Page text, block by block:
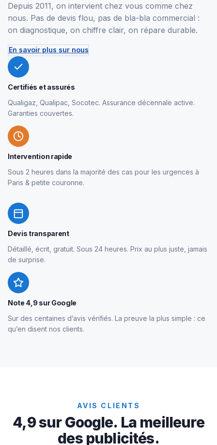
Depuis 2011, on intervient chez vous comme chez
nous. Pas de devis flou, pas de bla-bla commercial :
on diagnostique, on chiffre clair, on répare durable.
En savoir plus sur nous
Certifiés et assurés
Qualigaz, Qualipac, Socotec. Assurance décennale active.
Garanties couvertes.
Intervention rapide
Sous 2 heures dans la majorité des cas pour les urgences à
Paris & petite couronne.
Devis transparent
Détaillé, écrit, gratuit. Sous 24 heures. Prix au plus juste, jamais
de surprise.
Note 4,9 sur Google
Sur des centaines d’avis vérifiés. La preuve la plus simple : ce
qu’en disent nos clients.
AVIS CLIENTS
4,9 sur Google. La meilleure
des publicités.